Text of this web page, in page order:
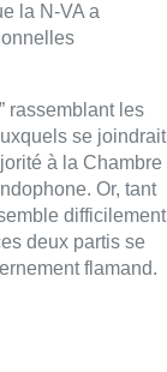
la N-VA a
rassemblant les
se joindrait
à la Chambre
Or, tant
difficilement
deux partis se
flamand.